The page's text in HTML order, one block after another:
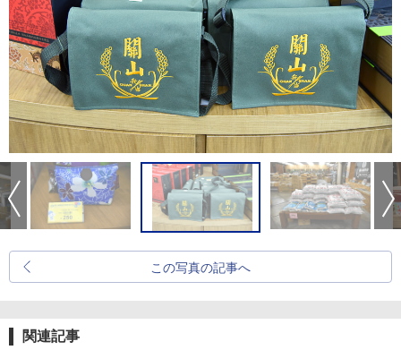
この写真の記事へ
関連記事